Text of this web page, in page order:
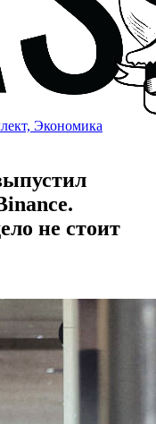
Экономика
не стоит